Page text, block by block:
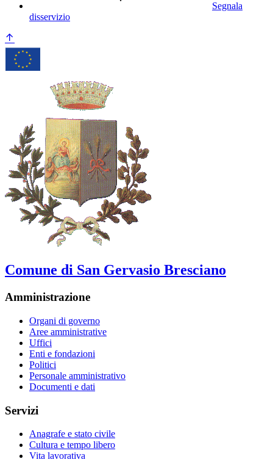
Segnala
disservizio
Comune di San Gervasio Bresciano
Amministrazione
Organi di governo
Aree amministrative
Uffici
Enti e fondazioni
Politici
Personale amministrativo
Documenti e dati
Servizi
Anagrafe e stato civile
Cultura e tempo libero
Vita lavorativa